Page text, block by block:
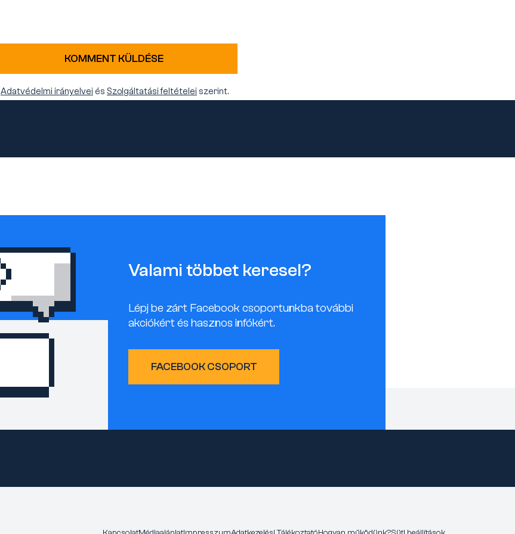
KOMMENT KÜLDÉSE
Adatvédelmi irányelvei és Szolgáltatási feltételei szerint.
Valami többet keresel?
Lépj be zárt Facebook csoportunkba további
akciókért és hasznos infókért.
FACEBOOK CSOPORT